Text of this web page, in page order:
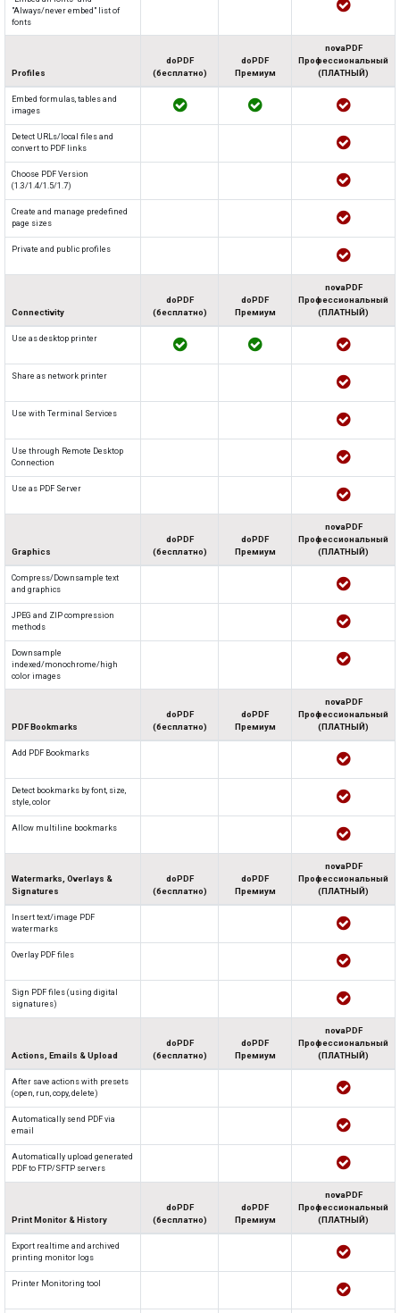
"Always/never embed" list of
fonts
Profiles
doPDF
(бесплатно)
doPDF
Премиум
novaPDF
Профессиональный
(ПЛАТНЫЙ)
Embed formulas, tables and
images
Detect URLs/local files and
convert to PDF links
Choose PDF Version
(1.3/1.4/1.5/1.7)
Create and manage predefined
page sizes
Private and public profiles
Connectivity
doPDF
(бесплатно)
doPDF
Премиум
novaPDF
Профессиональный
(ПЛАТНЫЙ)
Use as desktop printer
Share as network printer
Use with Terminal Services
Use through Remote Desktop
Connection
Use as PDF Server
Graphics
doPDF
(бесплатно)
doPDF
Премиум
novaPDF
Профессиональный
(ПЛАТНЫЙ)
Compress/Downsample text
and graphics
JPEG and ZIP compression
methods
Downsample
indexed/monochrome/high
color images
PDF Bookmarks
doPDF
(бесплатно)
doPDF
Премиум
novaPDF
Профессиональный
(ПЛАТНЫЙ)
Add PDF Bookmarks
Detect bookmarks by font, size,
style, color
Allow multiline bookmarks
Watermarks, Overlays &
Signatures
doPDF
(бесплатно)
doPDF
Премиум
novaPDF
Профессиональный
(ПЛАТНЫЙ)
Insert text/image PDF
watermarks
Overlay PDF files
Sign PDF files (using digital
signatures)
Actions, Emails & Upload
doPDF
(бесплатно)
doPDF
Премиум
novaPDF
Профессиональный
(ПЛАТНЫЙ)
After save actions with presets
(open, run, copy, delete)
Automatically send PDF via
email
Automatically upload generated
PDF to FTP/SFTP servers
Print Monitor & History
doPDF
(бесплатно)
doPDF
Премиум
novaPDF
Профессиональный
(ПЛАТНЫЙ)
Export realtime and archived
printing monitor logs
Printer Monitoring tool